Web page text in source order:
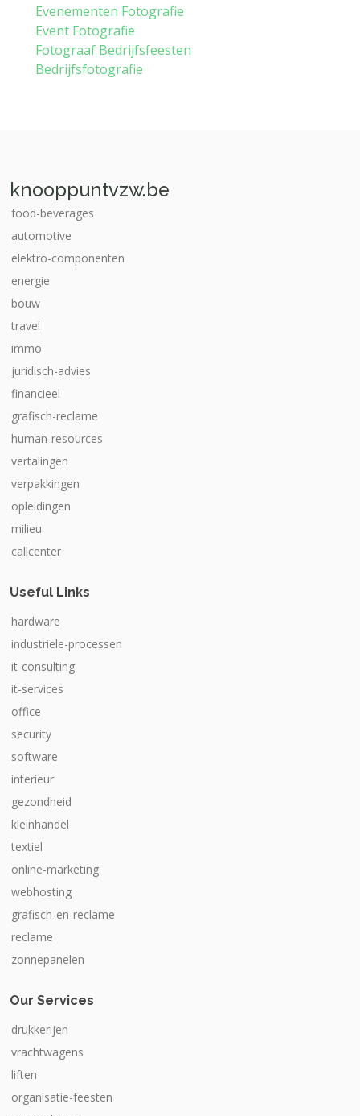
Evenementen Fotografie
Event Fotografie
Fotograaf Bedrijfsfeesten
Bedrijfsfotografie
knooppuntvzw.be
food-beverages
automotive
elektro-componenten
energie
bouw
travel
immo
juridisch-advies
financieel
grafisch-reclame
human-resources
vertalingen
verpakkingen
opleidingen
milieu
callcenter
Useful Links
hardware
industriele-processen
it-consulting
it-services
office
security
software
interieur
gezondheid
kleinhandel
textiel
online-marketing
webhosting
grafisch-en-reclame
reclame
zonnepanelen
Our Services
drukkerijen
vrachtwagens
liften
organisatie-feesten